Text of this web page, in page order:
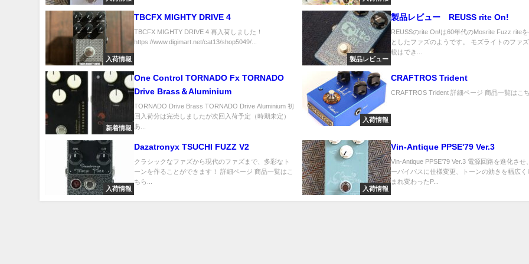
入荷情報
TBCFX MIGHTY DRIVE 4
TBCFX MIGHTY DRIVE 4 再入荷しました！
https://www.digimart.net/cat13/shop5049/...
製品レビュー
製品レビュー REUSS rite On!
REUSSのrite On!は60年代のMosrite Fuzz riteを
としたファズのようです。 モズライトのファ
較はでき...
新着情報
One Control TORNADO Fx TORNADO
Drive Brass＆Aluminium
TORNADO Drive Brass TORNADO Drive Aluminium 初
回入荷分は完売しましたが次回入荷予定（時期未定）
あ...
入荷情報
CRAFTROS Trident
CRAFTROS Trident 詳細ページ 商品一覧はこち
入荷情報
Dazatronyx TSUCHI FUZZ V2
クラシックなファズから現代のファズまで、多彩なト
ーンを作ることができます！ 詳細ページ 商品一覧はこ
ちら...
入荷情報
Vin-Antique PPSE'79 Ver.3
Vin-Antique PPSE'79 Ver.3 電源回路を進化させ
ーバイパスに仕様変更、トーンの効きを幅広く
まれ変わったP...